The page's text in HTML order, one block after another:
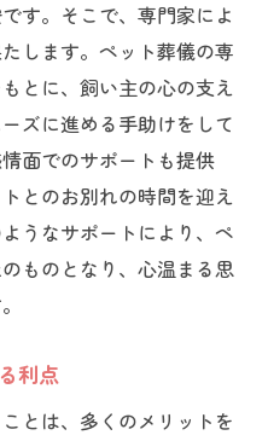
す。そこで、専門家によ
します。ペット葬儀の専
とに、飼い主の心の支え
ズに進める手助けをして
面でのサポートも提供
とのお別れの時間を迎え
うなサポートにより、ペ
ものとなり、心温まる思
利点
とは、多くのメリットを